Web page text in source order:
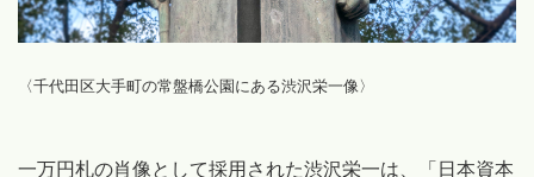
〈千代田区大手町の常盤橋公園にある渋沢栄一像〉
一万円札の肖像として採用された渋沢栄一は、「日本資本